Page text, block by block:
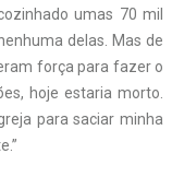
umas 70 mil
delas. Mas de
força para fazer o
hoje estaria morto.
para saciar minha